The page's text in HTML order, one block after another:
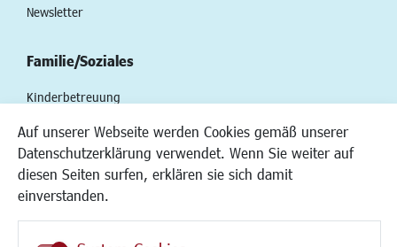
Auf unserer Webseite werden Cookies gemäß unserer
Datenschutzerklärung verwendet. Wenn Sie weiter auf
diesen Seiten surfen, erklären sie sich damit
einverstanden.
Newsletter
Familie/Soziales
Kinderbetreuung
Institutionen für Familien
Frauen
Senioren/Haltestelle
Inklusion
Schule